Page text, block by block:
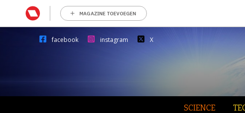
MAGAZINE TOEVOEGEN
facebook instagram X
SCIENCE